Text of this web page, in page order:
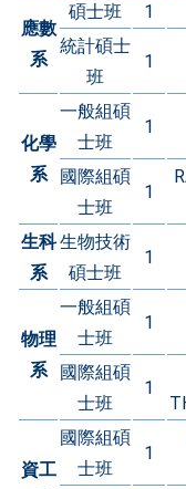
應數
系
碩士班 1
統計碩士
班
1
化學
系
一般組碩
士班
1
國際組碩
士班
1
生科
系
生物技術
碩士班
1
物理
系
一般組碩
士班
1
國際組碩
士班
1
資工
國際組碩
士班
1